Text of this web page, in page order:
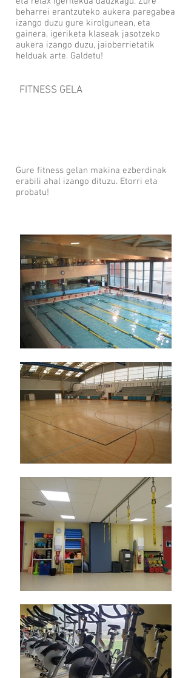
beharrei erantzuteko aukera paregabea
izango duzu gure kirolgunean, eta
gainera, igeriketa klaseak jasotzeko
aukera izango duzu, jaioberrietatik
helduak arte. Galdetu!
FITNESS GELA
Gure fitness gelan makina ezberdinak
erabili ahal izango dituzu. Etorri eta
probatu!